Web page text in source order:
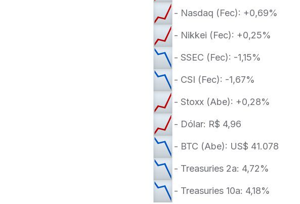
- Nasdaq (Fec): +0,69%
- Nikkei (Fec): +0,25%
- SSEC (Fec): -1,15%
- CSI (Fec): -1,67%
- Stoxx (Abe): +0,28%
- Dólar: R$ 4,96
- BTC (Abe): US$ 41.078
- Treasuries 2a: 4,72%
- Treasuries 10a: 4,18%